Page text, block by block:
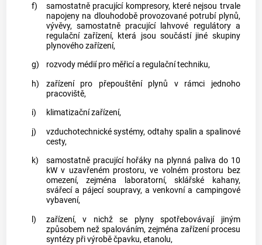
f)
samostatně pracující kompresory, které nejsou trvale
napojeny na dlouhodobě provozované potrubí plynů,
vývěvy, samostatně pracující lahvové regulátory a
regulační zařízení, která jsou součástí jiné skupiny
plynového zařízení,
g)
rozvody médií pro měřicí a regulační techniku,
h)
zařízení pro přepouštění plynů v rámci jednoho
pracoviště,
i)
klimatizační zařízení,
j)
vzduchotechnické systémy, odtahy spalin a spalinové
cesty,
k)
samostatně pracující hořáky na plynná paliva do 10
kW v uzavřeném prostoru, ve volném prostoru bez
omezení, zejména laboratorní, sklářské kahany,
svářecí a pájecí soupravy, a venkovní a campingové
vybavení,
l)
zařízení, v nichž se plynyspotřebovávají jiným
způsobem než spalováním, zejména zařízení procesu
syntézy při výrobě čpavku, etanolu,